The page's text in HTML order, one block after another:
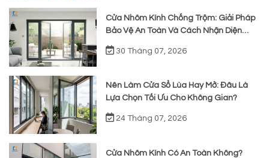
Cửa Nhôm Kính Chống Trộm: Giải Pháp
Bảo Vệ An Toàn Và Cách Nhận Diện
Chất Lượng Thực Tế
30 Tháng 07, 2026
Nên Làm Cửa Sổ Lùa Hay Mở: Đâu Là
Lựa Chọn Tối Ưu Cho Không Gian?
24 Tháng 07, 2026
Cửa Nhôm Kính Có An Toàn Không?